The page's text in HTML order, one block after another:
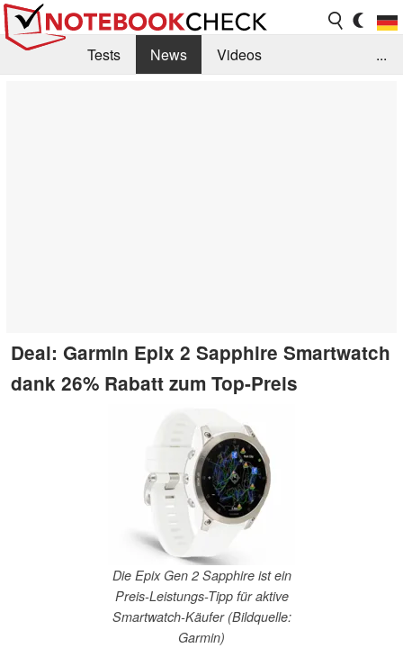
Tests News
Videos
...
Deal: Garmin Epix 2 Sapphire Smartwatch
dank 26% Rabatt zum Top-Preis
Die Epix Gen 2 Sapphire ist ein
Preis-Leistungs-Tipp für aktive
Smartwatch-Käufer (Bildquelle:
Garmin)